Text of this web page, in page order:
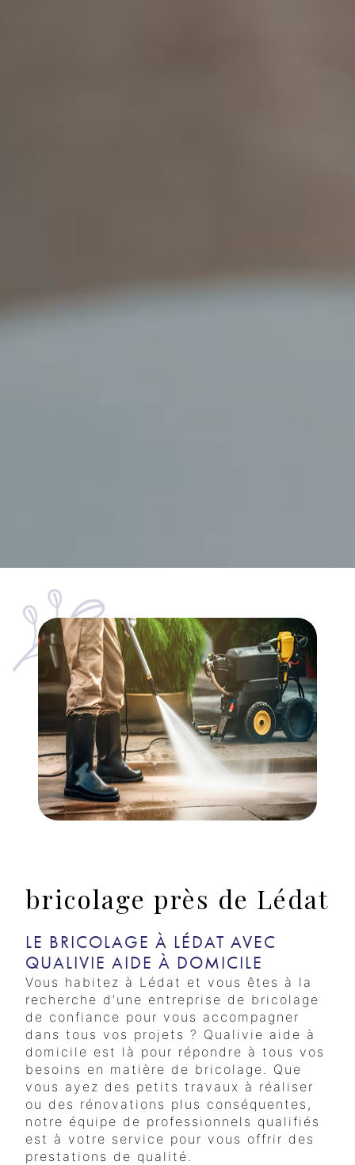
bricolage près de Lédat
LE BRICOLAGE À LÉDAT AVEC
QUALIVIE AIDE À DOMICILE
Vous habitez à Lédat et vous êtes à la
recherche d'une entreprise de bricolage
de confiance pour vous accompagner
dans tous vos projets ? Qualivie aide à
domicile est là pour répondre à tous vos
besoins en matière de bricolage. Que
vous ayez des petits travaux à réaliser
ou des rénovations plus conséquentes,
notre équipe de professionnels qualifiés
est à votre service pour vous offrir des
prestations de qualité.